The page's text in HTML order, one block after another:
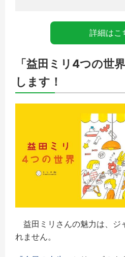
詳細はこ
「益田ミリ4つの世
します！
益田ミリさんの魅力は、ジ
れません。